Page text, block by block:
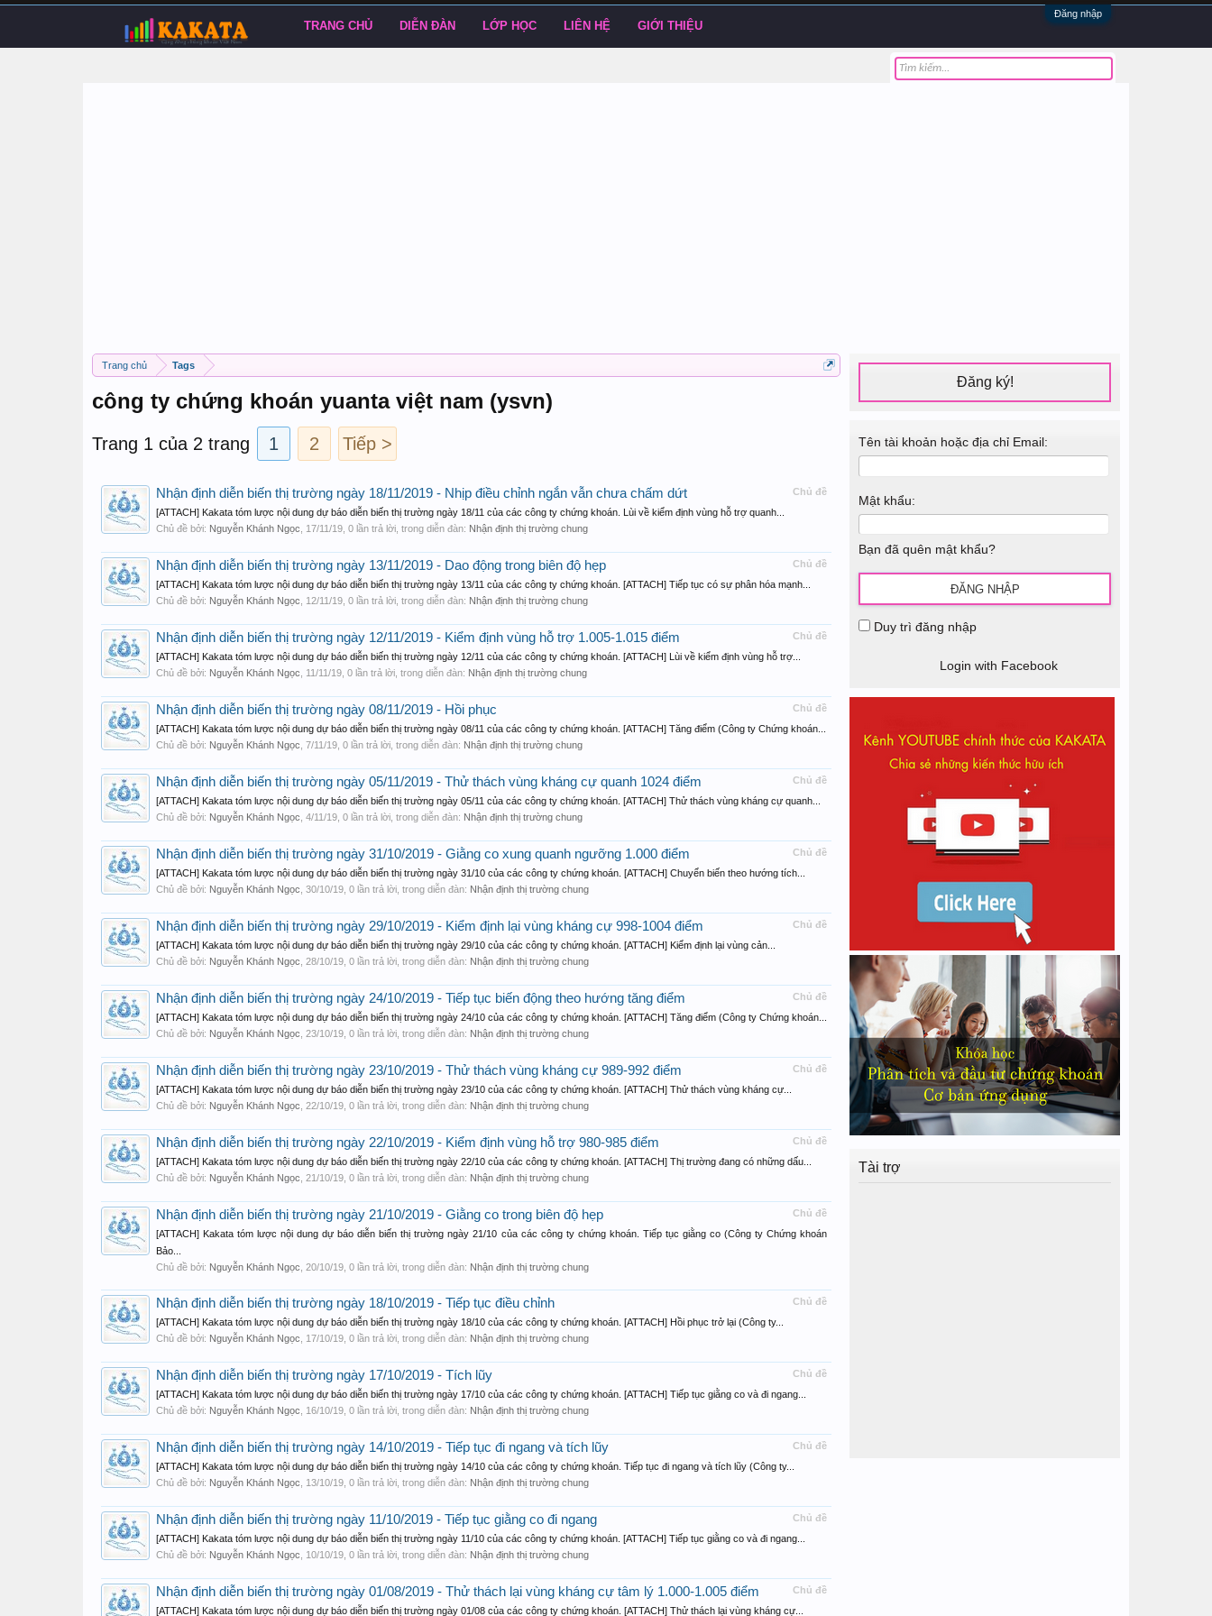
Đăng nhập
Trang chủ Tags
công ty chứng khoán yuanta việt nam (ysvn)
Trang 1 của 2 trang 1 2 Tiếp >
Chủ đề
Nhận định diễn biến thị trường ngày 18/11/2019 - Nhịp điều chỉnh ngắn vẫn chưa chấm dứt
[ATTACH] Kakata tóm lược nội dung dự báo diễn biến thị trường ngày 18/11 của các công ty chứng khoán. Lùi về kiểm định vùng hỗ trợ quanh...
Chủ đề bởi: Nguyễn Khánh Ngọc 17/11/19 , 0 lần trả lời, trong diễn đàn: Nhận định thị trường chung
Chủ đề
Nhận định diễn biến thị trường ngày 13/11/2019 - Dao động trong biên độ hẹp
[ATTACH] Kakata tóm lược nội dung dự báo diễn biến thị trường ngày 13/11 của các công ty chứng khoán. [ATTACH] Tiếp tục có sự phân hóa mạnh...
Chủ đề bởi: Nguyễn Khánh Ngọc 12/11/19 , 0 lần trả lời, trong diễn đàn: Nhận định thị trường chung
Chủ đề
Nhận định diễn biến thị trường ngày 12/11/2019 - Kiểm định vùng hỗ trợ 1.005-1.015 điểm
[ATTACH] Kakata tóm lược nội dung dự báo diễn biến thị trường ngày 12/11 của các công ty chứng khoán. [ATTACH] Lùi về kiểm định vùng hỗ trợ...
Chủ đề bởi: Nguyễn Khánh Ngọc 11/11/19 , 0 lần trả lời, trong diễn đàn: Nhận định thị trường chung
Chủ đề
Nhận định diễn biến thị trường ngày 08/11/2019 - Hồi phục
[ATTACH] Kakata tóm lược nội dung dự báo diễn biến thị trường ngày 08/11 của các công ty chứng khoán. [ATTACH] Tăng điểm (Công ty Chứng khoán...
Chủ đề bởi: Nguyễn Khánh Ngọc 7/11/19 , 0 lần trả lời, trong diễn đàn: Nhận định thị trường chung
Chủ đề
Nhận định diễn biến thị trường ngày 05/11/2019 - Thử thách vùng kháng cự quanh 1024 điểm
[ATTACH] Kakata tóm lược nội dung dự báo diễn biến thị trường ngày 05/11 của các công ty chứng khoán. [ATTACH] Thử thách vùng kháng cự quanh...
Chủ đề bởi: Nguyễn Khánh Ngọc 4/11/19 , 0 lần trả lời, trong diễn đàn: Nhận định thị trường chung
Chủ đề
Nhận định diễn biến thị trường ngày 31/10/2019 - Giằng co xung quanh ngưỡng 1.000 điểm
[ATTACH] Kakata tóm lược nội dung dự báo diễn biến thị trường ngày 31/10 của các công ty chứng khoán. [ATTACH] Chuyển biến theo hướng tích...
Chủ đề bởi: Nguyễn Khánh Ngọc 30/10/19 , 0 lần trả lời, trong diễn đàn: Nhận định thị trường chung
Chủ đề
Nhận định diễn biến thị trường ngày 29/10/2019 - Kiểm định lại vùng kháng cự 998-1004 điểm
[ATTACH] Kakata tóm lược nội dung dự báo diễn biến thị trường ngày 29/10 của các công ty chứng khoán. [ATTACH] Kiểm định lại vùng cản...
Chủ đề bởi: Nguyễn Khánh Ngọc 28/10/19 , 0 lần trả lời, trong diễn đàn: Nhận định thị trường chung
Chủ đề
Nhận định diễn biến thị trường ngày 24/10/2019 - Tiếp tục biến động theo hướng tăng điểm
[ATTACH] Kakata tóm lược nội dung dự báo diễn biến thị trường ngày 24/10 của các công ty chứng khoán. [ATTACH] Tăng điểm (Công ty Chứng khoán...
Chủ đề bởi: Nguyễn Khánh Ngọc 23/10/19 , 0 lần trả lời, trong diễn đàn: Nhận định thị trường chung
Chủ đề
Nhận định diễn biến thị trường ngày 23/10/2019 - Thử thách vùng kháng cự 989-992 điểm
[ATTACH] Kakata tóm lược nội dung dự báo diễn biến thị trường ngày 23/10 của các công ty chứng khoán. [ATTACH] Thử thách vùng kháng cự...
Chủ đề bởi: Nguyễn Khánh Ngọc 22/10/19 , 0 lần trả lời, trong diễn đàn: Nhận định thị trường chung
Chủ đề
Nhận định diễn biến thị trường ngày 22/10/2019 - Kiểm định vùng hỗ trợ 980-985 điểm
[ATTACH] Kakata tóm lược nội dung dự báo diễn biến thị trường ngày 22/10 của các công ty chứng khoán. [ATTACH] Thị trường đang có những dấu...
Chủ đề bởi: Nguyễn Khánh Ngọc 21/10/19 , 0 lần trả lời, trong diễn đàn: Nhận định thị trường chung
Chủ đề
Nhận định diễn biến thị trường ngày 21/10/2019 - Giằng co trong biên độ hẹp
[ATTACH] Kakata tóm lược nội dung dự báo diễn biến thị trường ngày 21/10 của các công ty chứng khoán. Tiếp tục giằng co (Công ty Chứng khoán
Bảo...
Chủ đề bởi: Nguyễn Khánh Ngọc 20/10/19 , 0 lần trả lời, trong diễn đàn: Nhận định thị trường chung
Chủ đề
Nhận định diễn biến thị trường ngày 18/10/2019 - Tiếp tục điều chỉnh
[ATTACH] Kakata tóm lược nội dung dự báo diễn biến thị trường ngày 18/10 của các công ty chứng khoán. [ATTACH] Hồi phục trở lại (Công ty...
Chủ đề bởi: Nguyễn Khánh Ngọc 17/10/19 , 0 lần trả lời, trong diễn đàn: Nhận định thị trường chung
Chủ đề
Nhận định diễn biến thị trường ngày 17/10/2019 - Tích lũy
[ATTACH] Kakata tóm lược nội dung dự báo diễn biến thị trường ngày 17/10 của các công ty chứng khoán. [ATTACH] Tiếp tục giằng co và đi ngang...
Chủ đề bởi: Nguyễn Khánh Ngọc 16/10/19 , 0 lần trả lời, trong diễn đàn: Nhận định thị trường chung
Chủ đề
Nhận định diễn biến thị trường ngày 14/10/2019 - Tiếp tục đi ngang và tích lũy
[ATTACH] Kakata tóm lược nội dung dự báo diễn biến thị trường ngày 14/10 của các công ty chứng khoán. Tiếp tục đi ngang và tích lũy (Công ty...
Chủ đề bởi: Nguyễn Khánh Ngọc 13/10/19 , 0 lần trả lời, trong diễn đàn: Nhận định thị trường chung
Chủ đề
Nhận định diễn biến thị trường ngày 11/10/2019 - Tiếp tục giằng co đi ngang
[ATTACH] Kakata tóm lược nội dung dự báo diễn biến thị trường ngày 11/10 của các công ty chứng khoán. [ATTACH] Tiếp tục giằng co và đi ngang...
Chủ đề bởi: Nguyễn Khánh Ngọc 10/10/19 , 0 lần trả lời, trong diễn đàn: Nhận định thị trường chung
Chủ đề
Nhận định diễn biến thị trường ngày 01/08/2019 - Thử thách lại vùng kháng cự tâm lý 1.000-1.005 điểm
[ATTACH] Kakata tóm lược nội dung dự báo diễn biến thị trường ngày 01/08 của các công ty chứng khoán. [ATTACH] Thử thách lại vùng kháng cự...
Đăng ký!
Tên tài khoản hoặc địa chỉ Email:
Mật khẩu:
Bạn đã quên mật khẩu?
Duy trì đăng nhập
Login with Facebook
Tài trợ
TRANG CHỦ DIỄN ĐÀN LỚP HỌC LIÊN HỆ GIỚI THIỆU